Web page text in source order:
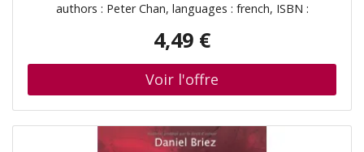
authors : Peter Chan, languages : french, ISBN :
4,49 €